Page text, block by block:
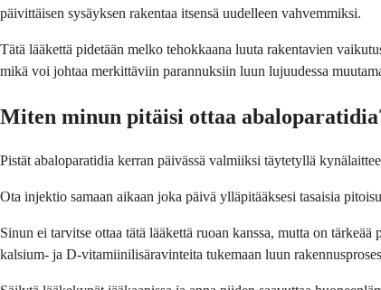
päivittäisen sysäyksen rakentaa itsensä uudelleen vahvemmiksi.
Tätä lääkettä pidetään melko tehokkaana luuta rakentavien
mikä voi johtaa merkittäviin parannuksiin luun lujuudessa
Miten minun pitäisi ottaa
Pistät abaloparatidia kerran päivässä valmiiksi täytetyllä
Ota injektio samaan aikaan joka päivä ylläpitääksesi tasaisia
Sinun ei tarvitse ottaa tätä lääkettä ruoan kanssa, mutta on
kalsium- ja D-vitamiinilisäravinteita tukemaan luun